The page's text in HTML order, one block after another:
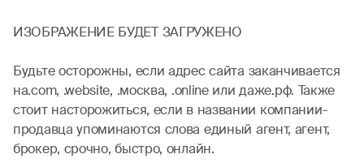
ИЗОБРАЖЕНИЕ БУДЕТ ЗАГРУЖЕНО
Будьте осторожны, если адрес сайта заканчивается
на.com, .website, .москва, .online или даже.рф. Также
стоит насторожиться, если в названии компании-
продавца упоминаются слова единый агент, агент,
брокер, срочно, быстро, онлайн.